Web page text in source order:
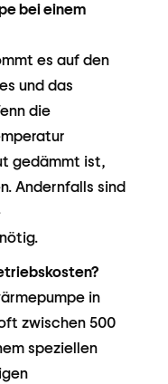
bei einem
es auf den
und das
die
gedämmt ist,
Andernfalls sind
in
zwischen 500
speziellen